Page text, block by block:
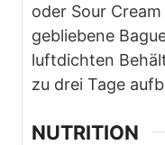
oder Sour
gebliebene
luftdichten
zu drei Tage
NUTRITION